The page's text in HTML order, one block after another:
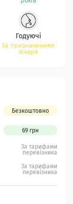
Годуючі
За призначенням
лікаря
Безкоштовно
69 грн
За тарифами
перевізника
За тарифами
перевізника